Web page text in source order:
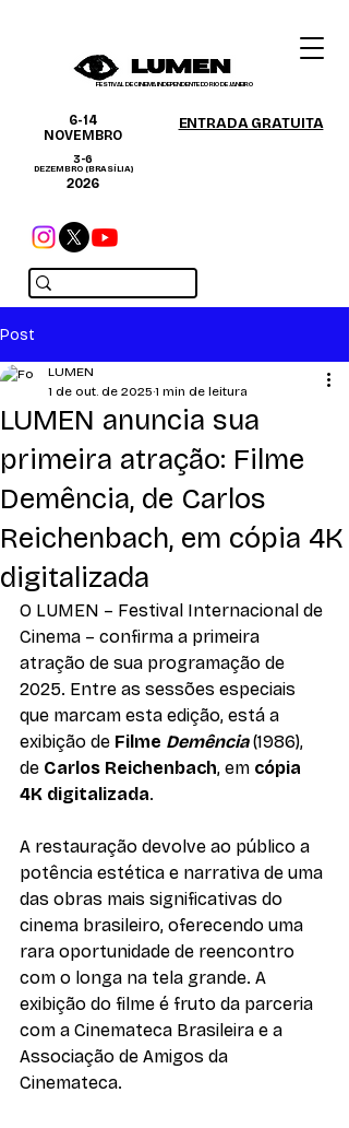
FESTIVAL DE CINEMA INDEPENDENTE DO RIO DE JANEIRO
6-14
NOVEMBRO
3-6
DEZEMBRO (BRASÍLIA)
2026
ENTRADA GRATUITA
Post
LUMEN anuncia sua
primeira atração: Filme
Demência, de Carlos
Reichenbach, em cópia 4K
digitalizada
LUMEN
1 de out. de 2025 1 min de leitura
O LUMEN – Festival Internacional de
Cinema – confirma a primeira
atração de sua programação de
2025. Entre as sessões especiais
que marcam esta edição, está a
exibição de Filme Demência (1986),
de Carlos Reichenbach, em cópia
4K digitalizada.
A restauração devolve ao público a
potência estética e narrativa de uma
das obras mais significativas do
cinema brasileiro, oferecendo uma
rara oportunidade de reencontro
com o longa na tela grande. A
exibição do filme é fruto da parceria
com a Cinemateca Brasileira e a
Associação de Amigos da
Cinemateca.